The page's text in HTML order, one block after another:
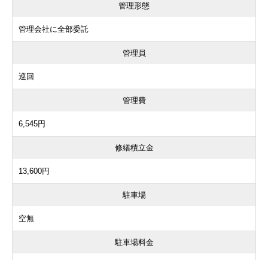
管理形態
管理会社に全部委託
管理員
巡回
管理費
6,545円
修繕積立金
13,600円
駐車場
空無
駐車場料金